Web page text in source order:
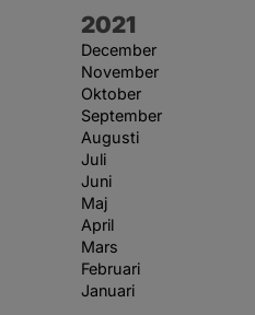
År:
2021
December
November
Oktober
September
Augusti
Juli
Juni
Maj
April
Mars
Februari
Januari